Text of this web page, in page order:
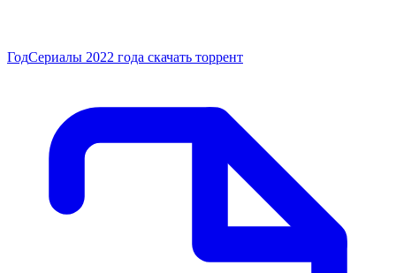
ГодСериалы 2022 года скачать торрент